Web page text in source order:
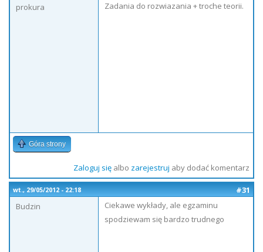
prokura
Zadania do rozwiazania + troche teorii.
Góra strony
Zaloguj sięalbo zarejestruj aby dodać komentarz
wt., 29/05/2012 - 22:18
#31
Budzin
Ciekawe wykłady, ale egzaminu
spodziewam się bardzo trudnego